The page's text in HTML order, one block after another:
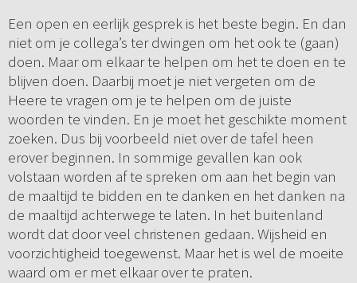
Een open en eerlijk gesprek is het beste begin. En dan
niet om je collega’s ter dwingen om het ook te (gaan)
doen. Maar om elkaar te helpen om het te doen en te
blijven doen. Daarbij moet je niet vergeten om de
Heere te vragen om je te helpen om de juiste
woorden te vinden. En je moet het geschikte moment
zoeken. Dus bij voorbeeld niet over de tafel heen
erover beginnen. In sommige gevallen kan ook
volstaan worden af te spreken om aan het begin van
de maaltijd te bidden en te danken en het danken na
de maaltijd achterwege te laten. In het buitenland
wordt dat door veel christenen gedaan. Wijsheid en
voorzichtigheid toegewenst. Maar het is wel de moeite
waard om er met elkaar over te praten.